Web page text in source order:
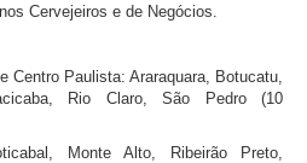
Cervejeiros e de Negócios.
Centro Paulista: Araraquara, Botucatu,
Rio Claro, São Pedro (10
Monte Alto, Ribeirão Preto,